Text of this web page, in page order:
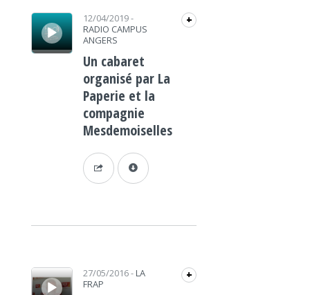
Lecteur audio 12/04/2019-
RADIO CAMPUS
ANGERS
+
Un cabaret
organisé par La
Paperie et la
compagnie
Mesdemoiselles
Lecteur audio 27/05/2016- LA
FRAP
+